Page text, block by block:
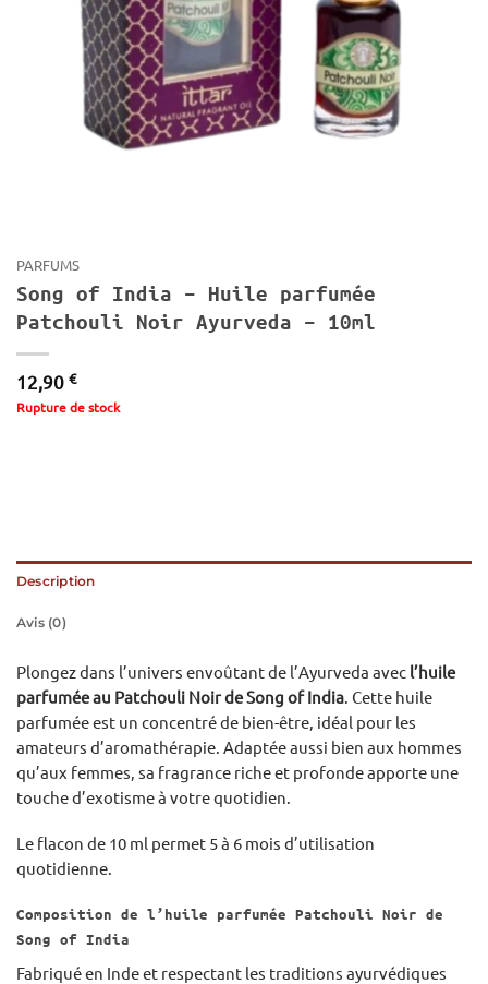
PARFUMS
Song of India – Huile parfumée
Patchouli Noir Ayurveda – 10ml
12,90 €
Rupture de stock
Description
Avis (0)
Plongez dans l’univers envoûtant de l’Ayurveda avec l’huile
parfumée au Patchouli Noir de Song of India. Cette huile
parfumée est un concentré de bien-être, idéal pour les
amateurs d’aromathérapie. Adaptée aussi bien aux hommes
qu’aux femmes, sa fragrance riche et profonde apporte une
touche d’exotisme à votre quotidien.
Le flacon de 10 ml permet 5 à 6 mois d’utilisation
quotidienne.
Composition de l’huile parfumée Patchouli Noir de
Song of India
Fabriqué en Inde et respectant les traditions ayurvédiques